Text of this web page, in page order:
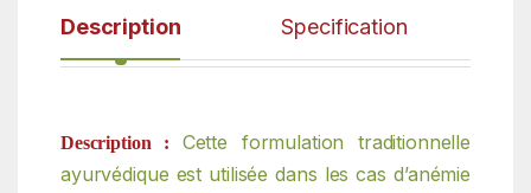
Description Specification
Description : Cette formulation traditionnelle
ayurvédique est utilisée dans les cas d’anémie